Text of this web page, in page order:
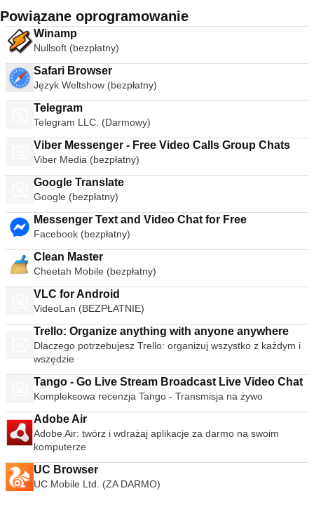
Powiązane oprogramowanie
Winamp
Nullsoft (bezpłatny)
Safari Browser
Język Weltshow (bezpłatny)
Telegram
Telegram LLC. (Darmowy)
Viber Messenger - Free Video Calls Group Chats
Viber Media (bezpłatny)
Google Translate
Google (bezpłatny)
Messenger Text and Video Chat for Free
Facebook (bezpłatny)
Clean Master
Cheetah Mobile (bezpłatny)
VLC for Android
VideoLan (BEZPŁATNIE)
Trello: Organize anything with anyone anywhere
Dlaczego potrzebujesz Trello: organizuj wszystko z każdym i
wszędzie
Tango - Go Live Stream Broadcast Live Video Chat
Kompleksowa recenzja Tango - Transmisja na żywo
Adobe Air
Adobe Air: twórz i wdrażaj aplikacje za darmo na swoim
komputerze
UC Browser
UC Mobile Ltd. (ZA DARMO)